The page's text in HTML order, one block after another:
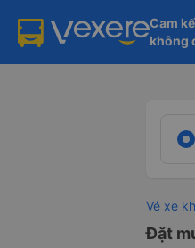
Cam
không
Vé xe
Đặt